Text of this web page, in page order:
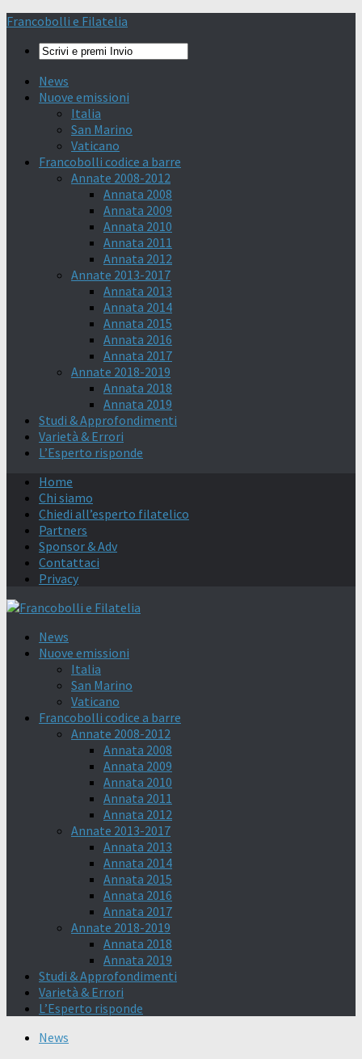
Francobolli e Filatelia
News
Nuove emissioni
Italia
San Marino
Vaticano
Francobolli codice a barre
Annate 2008-2012
Annata 2008
Annata 2009
Annata 2010
Annata 2011
Annata 2012
Annate 2013-2017
Annata 2013
Annata 2014
Annata 2015
Annata 2016
Annata 2017
Annate 2018-2019
Annata 2018
Annata 2019
Studi & Approfondimenti
Varietà & Errori
L’Esperto risponde
Home
Chi siamo
Chiedi all’esperto filatelico
Partners
Sponsor & Adv
Contattaci
Privacy
News
Nuove emissioni
Italia
San Marino
Vaticano
Francobolli codice a barre
Annate 2008-2012
Annata 2008
Annata 2009
Annata 2010
Annata 2011
Annata 2012
Annate 2013-2017
Annata 2013
Annata 2014
Annata 2015
Annata 2016
Annata 2017
Annate 2018-2019
Annata 2018
Annata 2019
Studi & Approfondimenti
Varietà & Errori
L’Esperto risponde
News